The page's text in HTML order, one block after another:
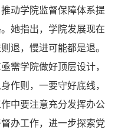
动学院监督保障体系提
她指出，学院发展现在
退，慢进可能都是退。
需学院做好顶层设计，
作则，一要守好底线，
中要注意充分发挥办公
办工作，进一步探索党